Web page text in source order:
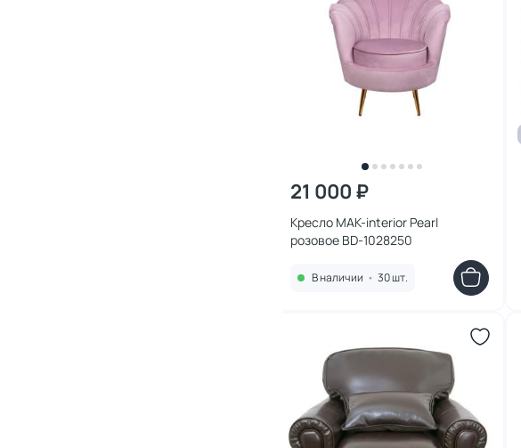
21 000 ₽
Кресло MAK-interior Pearl
розовое BD-1028250
В наличии • 30 шт.